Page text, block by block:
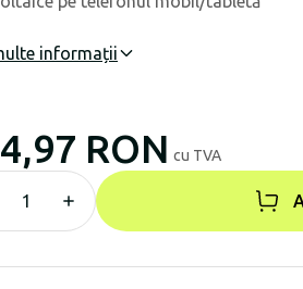
informații
RON cu TVA